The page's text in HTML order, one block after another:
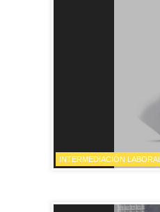
INTERMEDIACIÓN LABORAL